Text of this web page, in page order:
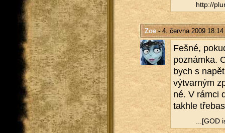
http://​
Zoe- 4. června 2009 18:14
Fešné,
po­znám­ka.
bych s
vý­tvar­ným
né. V rámci
takhle
...[GOD